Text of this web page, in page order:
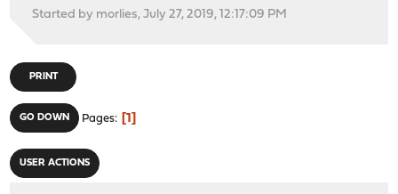
Started by morlies, July 27, 2019, 12:17:09 PM
PRINT
GO DOWN Pages 1
USER ACTIONS